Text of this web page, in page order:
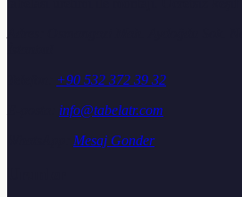
+90 532 372 39 32
info@tabelatr.com
Mesaj Gonder